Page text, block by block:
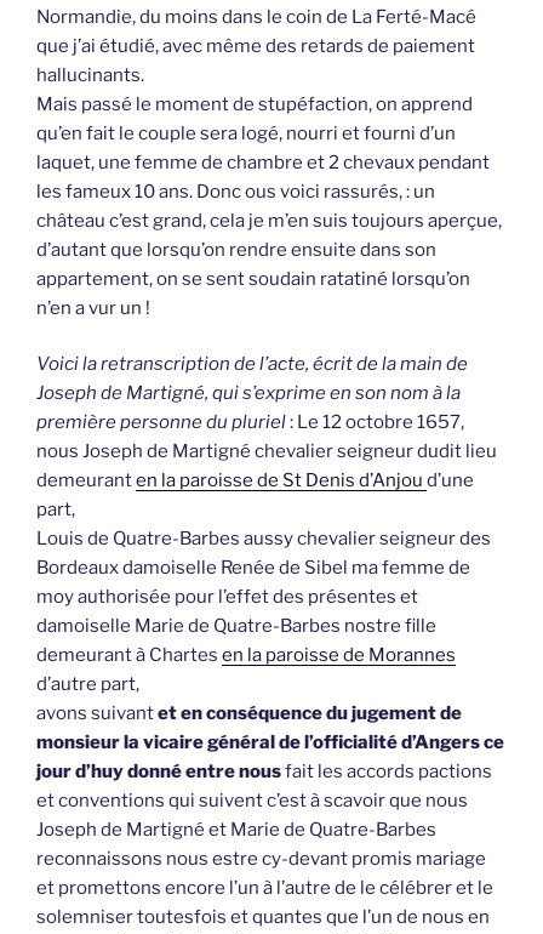
Normandie, du moins dans le coin de La Ferté-Macé
que j’ai étudié, avec même des retards de paiement
hallucinants.
Mais passé le moment de stupéfaction, on apprend
qu’en fait le couple sera logé, nourri et fourni d’un
laquet, une femme de chambre et 2 chevaux pendant
les fameux 10 ans. Donc ous voici rassurés, : un
château c’est grand, cela je m’en suis toujours aperçue,
d’autant que lorsqu’on rendre ensuite dans son
appartement, on se sent soudain ratatiné lorsqu’on
n’en a vur un !
Voici la retranscription de l’acte, écrit de la main de
Joseph de Martigné, qui s’exprime en son nom à la
première personne du pluriel: Le 12 octobre 1657,
nous Joseph de Martigné chevalier seigneur dudit lieu
demeuranten la paroisse de St Denis d’Anjou d’une
part,
Louis de Quatre-Barbes aussy chevalier seigneur des
Bordeaux damoiselle Renée de Sibel ma femme de
moy authorisée pour l’effet des présentes et
damoiselle Marie de Quatre-Barbes nostre fille
demeurant à Chartes en la paroisse de Morannes
d’autre part,
avons suivantet en conséquence du jugement de
monsieur la vicaire général de l’officialité d’Angers ce
jour d’huy donné entre nousfait les accords pactions
et conventions qui suivent c’est à scavoir que nous
Joseph de Martigné et Marie de Quatre-Barbes
reconnaissons nous estre cy-devant promis mariage
et promettons encore l’un à l’autre de le célébrer et le
solemniser toutesfois et quantes que l’un de nous en